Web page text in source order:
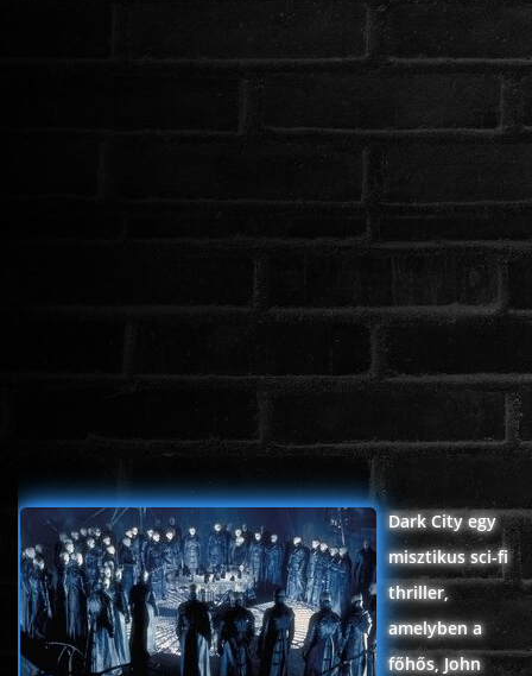
DOKUMENTUMFILMEK
ÉLŐ ADÁSOK (LIVE)
SOROZAT
KARÁCSONYI FILMEK
Dark City egy
misztikus sci-fi
thriller,
amelyben a
főhős, John